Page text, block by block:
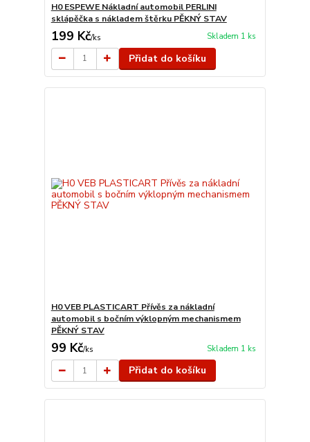
H0 ESPEWE Nákladní automobil PERLINI
sklápěčka s nákladem štěrku PĚKNÝ STAV
199 Kč/ks Skladem 1 ks
Přidat do košíku
H0 VEB PLASTICART Přívěs za nákladní
automobil s bočním výklopným mechanismem
PĚKNÝ STAV
99 Kč/ks Skladem 1 ks
Přidat do košíku